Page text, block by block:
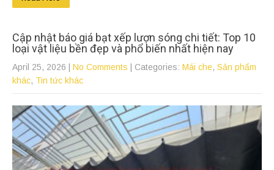
Cập nhật báo giá bạt xếp lượn sóng chi tiết: Top 10
loại vật liệu bền đẹp và phổ biến nhất hiện nay
April 25, 2026 No Comments | Categories: Mái che, Sản phẩm
khác, Tin tức khác